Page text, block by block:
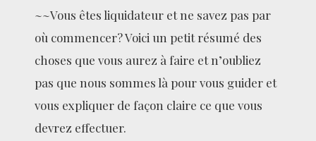
~~Vous êtes liquidateur et ne savez pas par
où commencer? Voici un petit résumé des
choses que vous aurez à faire et n’oubliez
pas que nous sommes là pour vous guider et
vous expliquer de façon claire ce que vous
devrez effectuer.